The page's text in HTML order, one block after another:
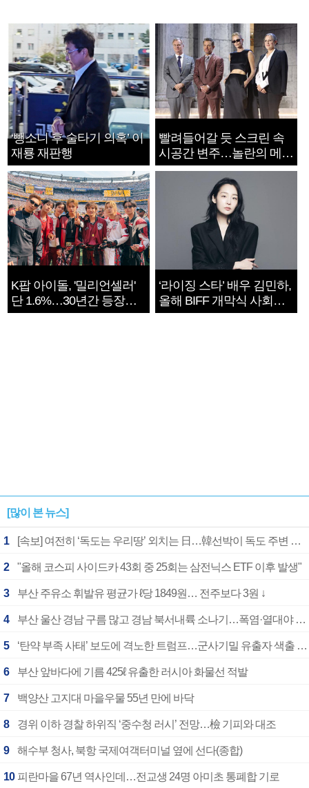
‘뺑소니 후 술타기 의혹’ 이
재룡 재판행
빨려들어갈 듯 스크린 속
시공간 변주…놀란의 메시
지는 ‘전쟁 속죄’
K팝 아이돌, '밀리언셀러'
단 1.6%…30년간 등장
1182개팀 전수조사
‘라이징 스타’ 배우 김민하,
올해 BIFF 개막식 사회자
확정
[많이 본 뉴스]
1 [속보] 여전히 ‘독도는 우리땅’ 외치는 日…韓선박이 독도 주변 해양조사 활동하자 반발
2 "올해 코스피 사이드카 43회 중 25회는 삼전닉스 ETF 이후 발생"
3 부산 주유소 휘발유 평균가 ℓ당 1849원… 전주보다 3원 ↓
4 부산 울산 경남 구름 많고 경남 북서내륙 소나기…폭염·열대야 계속
5 ‘탄약 부족 사태’ 보도에 격노한 트럼프…군사기밀 유출자 색출 지시
6 부산 앞바다에 기름 425ℓ 유출한 러시아 화물선 적발
7 백양산 고지대 마을우물 55년 만에 바닥
8 경위 이하 경찰 하위직 ‘중수청 러시’ 전망…檢 기피와 대조
9 해수부 청사, 북항 국제여객터미널 옆에 선다(종합)
10 피란마을 67년 역사인데…전교생 24명 아미초 통폐합 기로